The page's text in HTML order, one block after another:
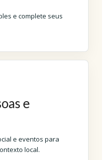
e complete seus
e
e eventos para
local.